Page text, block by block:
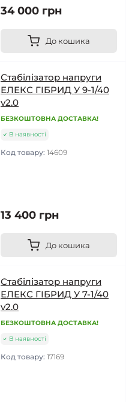
34 000 грн
До кошика
Стабілізатор напруги
ЕЛЕКС ГІБРИД У 9-1/40
v2.0
БЕЗКОШТОВНА ДОСТАВКА!
В наявності
Код товару: 14609
13 400 грн
До кошика
Стабілізатор напруги
ЕЛЕКС ГІБРИД У 7-1/40
v2.0
БЕЗКОШТОВНА ДОСТАВКА!
В наявності
Код товару: 17169